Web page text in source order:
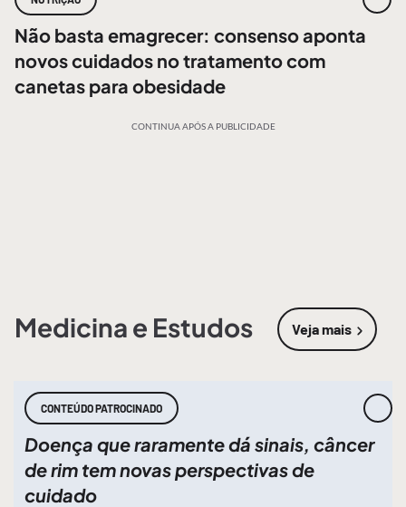
Não basta emagrecer: consenso aponta
novos cuidados no tratamento com
canetas para obesidade
CONTINUA APÓS A PUBLICIDADE
Medicina e Estudos Veja mais
sobre
CONTEÚDO PATROCINADO
Doença que raramente dá sinais, câncer
de rim tem novas perspectivas de
cuidado